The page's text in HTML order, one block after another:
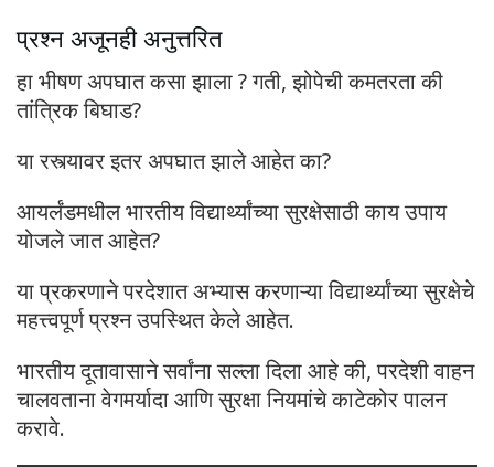
प्रश्न अजूनही अनुत्तरित
हा भीषण अपघात कसा झाला ? गती, झोपेची कमतरता की
तांत्रिक बिघाड?
या रस्त्यावर इतर अपघात झाले आहेत का?
आयर्लंडमधील भारतीय विद्यार्थ्यांच्या सुरक्षेसाठी काय उपाय
योजले जात आहेत?
या प्रकरणाने परदेशात अभ्यास करणाऱ्या विद्यार्थ्यांच्या सुरक्षेचे
महत्त्वपूर्ण प्रश्न उपस्थित केले आहेत.
भारतीय दूतावासाने सर्वांना सल्ला दिला आहे की, परदेशी वाहन
चालवताना वेगमर्यादा आणि सुरक्षा नियमांचे काटेकोर पालन
करावे.